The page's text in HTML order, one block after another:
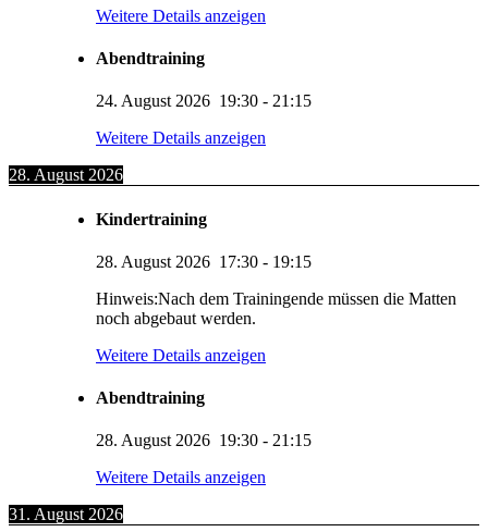
Weitere Details anzeigen
Abendtraining
24. August 2026 19:30 - 21:15
Weitere Details anzeigen
28. August 2026
Kindertraining
28. August 2026 17:30 - 19:15
Hinweis:Nach dem Trainingende müssen die Matten
noch abgebaut werden.
Weitere Details anzeigen
Abendtraining
28. August 2026 19:30 - 21:15
Weitere Details anzeigen
31. August 2026